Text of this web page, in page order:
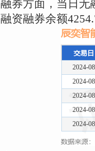
融券方面，当日无
融资融券余额